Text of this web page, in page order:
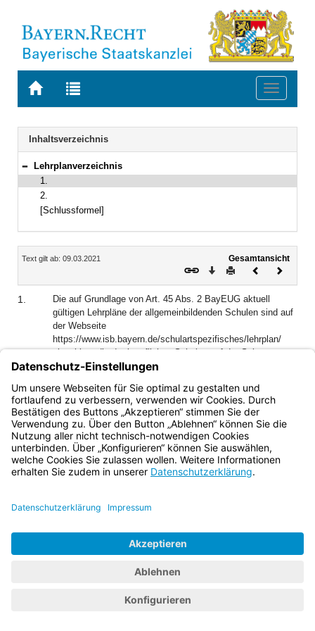
Zur
BAYERN.RECHT
Zur
letzten
Suche
Toggle
Navigation
Inhaltsverzeichnis
Bereich reduzieren
Lehrplanverzeichnis
1.
2.
[Schlussformel]
Inhalt
Text gilt ab: 09.03.2021
Gesamtansicht
Download
DruckenVorheriges
1.
Die auf Grundlage von Art. 45 Abs. 2 BayEUG aktuell
gültigen Lehrpläne der allgemeinbildenden Schulen sind auf
der Webseite
https://www.isb.bayern.de/schulartspezifisches/lehrplan/
einsehbar, die der beruflichen Schulen auf der Seite
https://www.isb.bayern.de/berufliche-schulen/lehrplan/.
Bayern.de
BayernPortal
Datenschutz
Impressum